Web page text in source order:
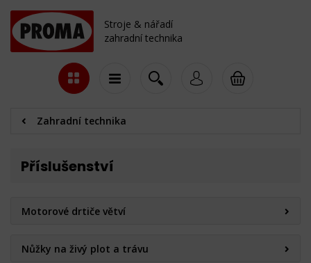
Stroje & nářadí
zahradní technika
Zahradní technika
Příslušenství
Motorové drtiče větví
Nůžky na živý plot a trávu